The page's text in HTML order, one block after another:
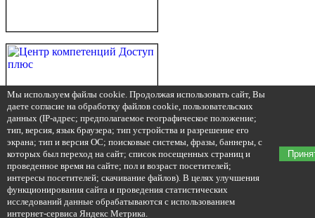
Мы используем файлы cookie. Продолжая использовать сайт, Вы
даете согласие на обработку файлов cookie, пользовательских
данных (IP-адрес; предполагаемое географическое положение;
тип, версия, язык браузера; тип устройства и разрешение его
экрана; тип и версия ОС; поисковые системы, фразы, баннеры, с
которых был переход на сайт; список посещенных страниц и
проведенное время на сайте; пол и возраст посетителей;
интересы посетителей; скачивание файлов). В целях улучшения
функционирования сайта и проведения статистических
исследований данные обрабатываются с использованием
интернет-сервиса Яндекс Метрика.